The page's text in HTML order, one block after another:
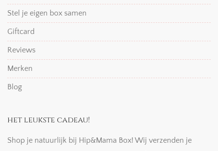
Stel je eigen box samen
Giftcard
Reviews
Merken
Blog
het leukste cadeau!
Shop je natuurlijk bij Hip&Mama Box! Wij verzenden je